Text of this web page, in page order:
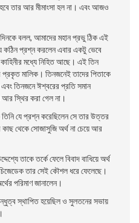
তার আর মীমাংসা হল না। এবং আজও
বলল, আমাদের মহান প্রভু ঠিক এই
প্রশ্ন করলেন এবার একটু ভেবে
মধ্যে নিহিত আছে। এই তিন
মালিক। তিনজনেই তাদের পিতাকে
তিনজনে ঈশ্বরের প্রতি সমান
স্থির করা গেল না।
তিনি যে প্রশ্ন করেছিলেন সে তার উত্তর
থেকে সােজাসুজি অর্থ না চেয়ে আর
তাকে তর্কে ফেলে বিবাদ বাধিয়ে অর্থ
তার সেই কৌশল ধরে ফেলেছে।
পরিমাণ জানালেন।
স্থাপিত হয়েছিল ও সুলতনের সভায়